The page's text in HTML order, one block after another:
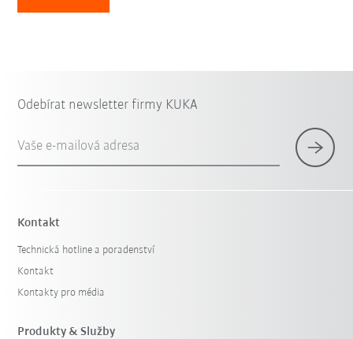
Odebírat newsletter firmy KUKA
Vaše e-mailová adresa
Kontakt
Technická hotline a poradenství
Kontakt
Kontakty pro média
Produkty & Služby